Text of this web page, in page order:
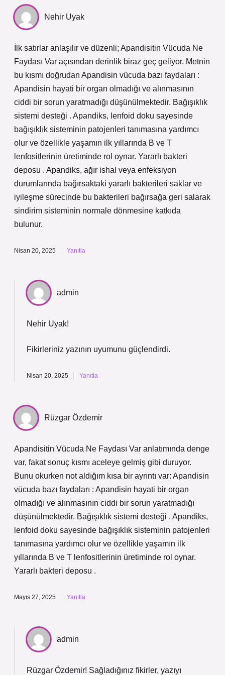
Nehir Uyak
İlk satırlar anlaşılır ve düzenli; Apandisitin Vücuda Ne
Faydası Var açısından derinlik biraz geç geliyor. Metnin
bu kısmı doğrudan Apandisin vücuda bazı faydaları :
Apandisin hayati bir organ olmadığı ve alınmasının
ciddi bir sorun yaratmadığı düşünülmektedir. Bağışıklık
sistemi desteği . Apandiks, lenfoid doku sayesinde
bağışıklık sisteminin patojenleri tanımasına yardımcı
olur ve özellikle yaşamın ilk yıllarında B ve T
lenfositlerinin üretiminde rol oynar. Yararlı bakteri
deposu . Apandiks, ağır ishal veya enfeksiyon
durumlarında bağırsaktaki yararlı bakterileri saklar ve
iyileşme sürecinde bu bakterileri bağırsağa geri salarak
sindirim sisteminin normale dönmesine katkıda
bulunur.
Nisan 20, 2025 Yanıtla
admin
Nehir Uyak!
Fikirleriniz yazının uyumunu güçlendirdi.
Nisan 20, 2025 Yanıtla
Rüzgar Özdemir
Apandisitin Vücuda Ne Faydası Var anlatımında denge
var, fakat sonuç kısmı aceleye gelmiş gibi duruyor.
Bunu okurken not aldığım kısa bir ayrıntı var: Apandisin
vücuda bazı faydaları : Apandisin hayati bir organ
olmadığı ve alınmasının ciddi bir sorun yaratmadığı
düşünülmektedir. Bağışıklık sistemi desteği . Apandiks,
lenfoid doku sayesinde bağışıklık sisteminin patojenleri
tanımasına yardımcı olur ve özellikle yaşamın ilk
yıllarında B ve T lenfositlerinin üretiminde rol oynar.
Yararlı bakteri deposu .
Mayıs 27, 2025 Yanıtla
admin
Rüzgar Özdemir! Sağladığınız fikirler, yazıyı